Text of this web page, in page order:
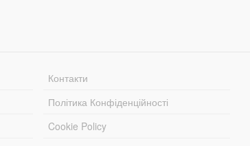
Контакти
Політика Конфіденційності
Cookie Policy